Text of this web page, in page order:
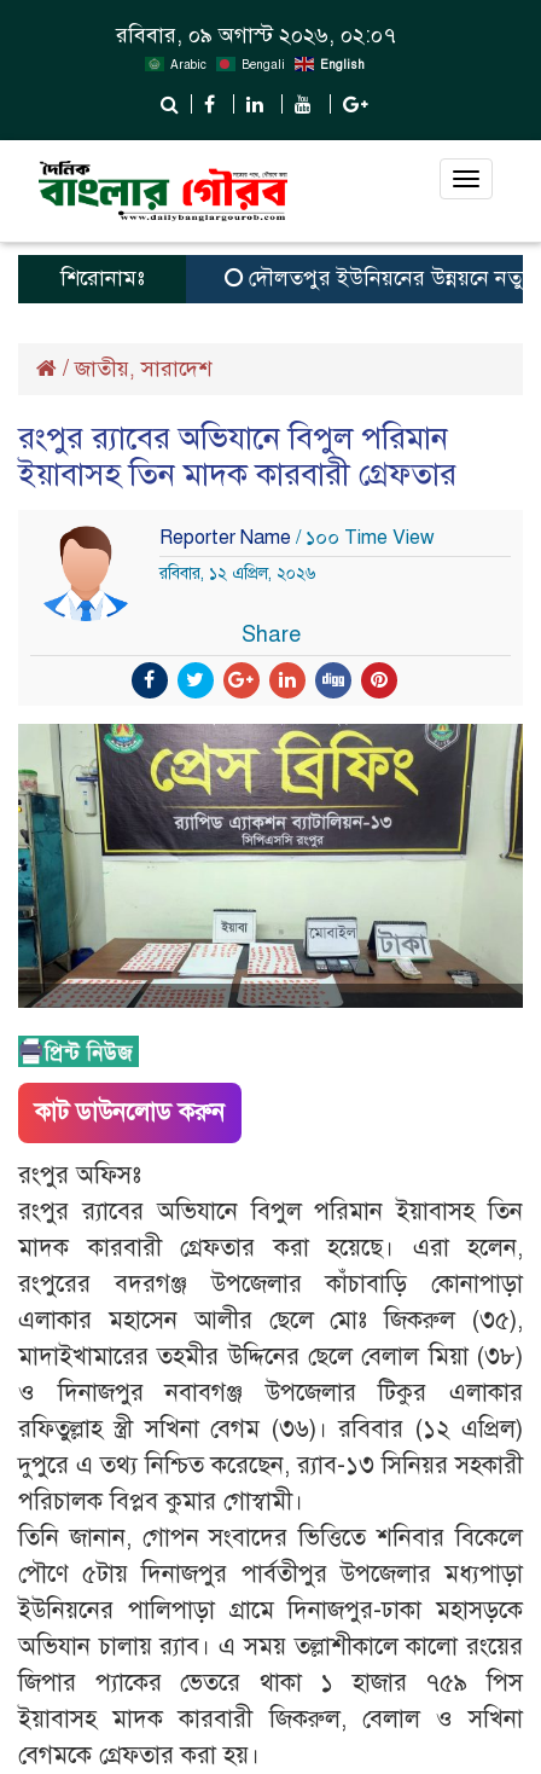
রবিবার, ০৯ অগাস্ট ২০২৬, ০২:০৭
Arabic Bengali English
Toggle
শিরোনামঃ দৌলতপুর ইউনিয়নের উন্নয়নে নতুন
/জাতীয়,সারাদেশ
রংপুর র‌্যাবের অভিযানে বিপুল পরিমান
ইয়াবাসহ তিন মাদক কারবারী গ্রেফতার
Reporter Name / ১০০ Time View
রবিবার, ১২ এপ্রিল, ২০২৬
Share
কাট ডাউনলোড করুন
রংপুর অফিসঃ
রংপুর র‌্যাবের অভিযানে বিপুল পরিমান ইয়াবাসহ তিন
মাদক কারবারী গ্রেফতার করা হয়েছে। এরা হলেন,
রংপুরের বদরগঞ্জ উপজেলার কাঁচাবাড়ি কোনাপাড়া
এলাকার মহাসেন আলীর ছেলে মোঃ জিকরুল (৩৫),
মাদাইখামারের তহমীর উদ্দিনের ছেলে বেলাল মিয়া (৩৮)
ও দিনাজপুর নবাবগঞ্জ উপজেলার টিকুর এলাকার
রফিতুল্লাহ স্ত্রী সখিনা বেগম (৩৬)। রবিবার (১২ এপ্রিল)
দুপুরে এ তথ্য নিশ্চিত করেছেন, র‌্যাব-১৩ সিনিয়র সহকারী
পরিচালক বিপ্লব কুমার গোস্বামী।
তিনি জানান, গোপন সংবাদের ভিত্তিতে শনিবার বিকেলে
পৌণে ৫টায় দিনাজপুর পার্বতীপুর উপজেলার মধ্যপাড়া
ইউনিয়নের পালিপাড়া গ্রামে দিনাজপুর-ঢাকা মহাসড়কে
অভিযান চালায় র‌্যাব। এ সময় তল্লাশীকালে কালো রংয়ের
জিপার প্যাকের ভেতরে থাকা ১ হাজার ৭৫৯ পিস
ইয়াবাসহ মাদক কারবারী জিকরুল, বেলাল ও সখিনা
বেগমকে গ্রেফতার করা হয়।